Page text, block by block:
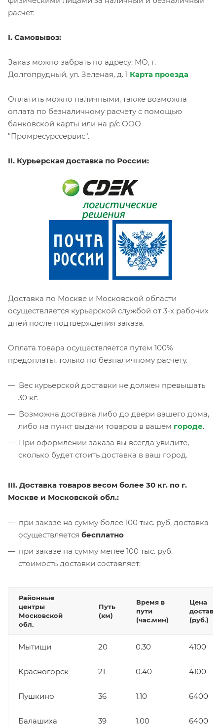
расчет.
I. Самовывоз:
Заказ можно забрать по адресу: МО, г.
Долгопрудный, ул. Зеленая, д. 1 Карта проезда
Оплатить можно наличными, также возможна
оплата по безналичному расчету с помощью
банковской карты или на р/с ООО
"Промресурссервис".
II. Курьерская доставка по России:
Доставка по Москве и Московской области
осуществляется курьерской службой от 3-х рабочих
дней после подтверждения заказа.
Оплата товара осуществляется путем 100%
предоплаты, только по безналичному расчету.
Вес курьерской доставки не должен превышать
30 кг.
Возможна доставка либо до двери вашего дома,
либо на пункт выдачи товаров в вашем городе.
При оформлении заказа вы всегда увидите,
сколько будет стоить доставка в ваш город.
III. Доставка товаров весом более 30 кг. по г.
Москве и Московской обл.:
при заказе на сумму более 100 тыс. руб. доставка
осуществляется бесплатно
при заказе на сумму менее 100 тыс. руб.
стоимость доставки составляет:
Районные
центры
Московской
обл.
Путь
(км)
Время в
пути
(час.мин)
Цена
(руб.)
Мытищи 20 0.30 4100
Красногорск 21 0.40 4100
Пушкино 36 1.10 6400
Балашиха 39 1.00 6400